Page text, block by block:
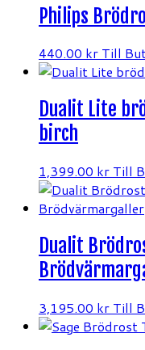
Philips
440.00 kr Till
Dualit Lite
birch
1,399.00 kr Till
Dualit
3,195.00 kr Till